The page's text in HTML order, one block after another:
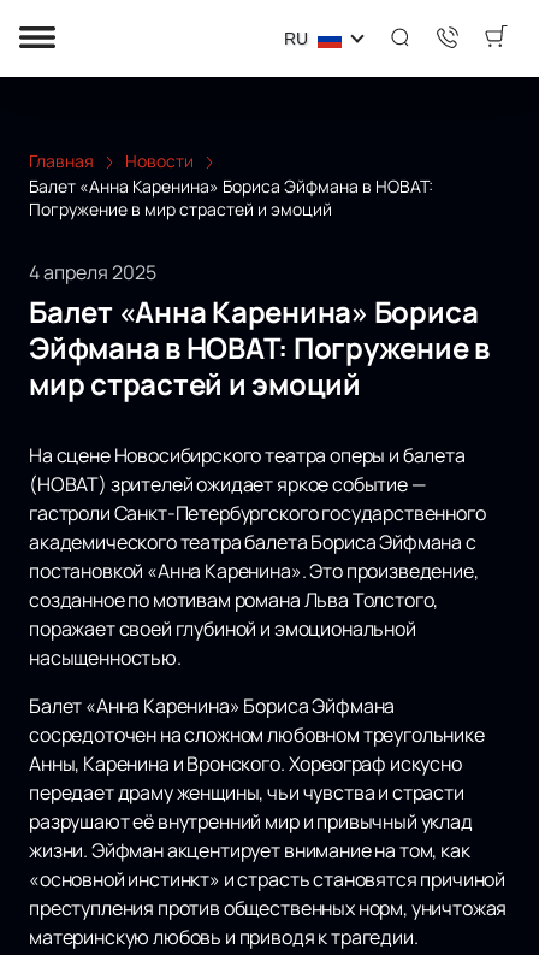
RU
Главная
Новости
Балет «Анна Каренина» Бориса Эйфмана в НОВАТ:
Погружение в мир страстей и эмоций
4 апреля 2025
Балет «Анна Каренина» Бориса
Эйфмана в НОВАТ: Погружение в
мир страстей и эмоций
На сцене Новосибирского театра оперы и балета
(НОВАТ) зрителей ожидает яркое событие —
гастроли Санкт-Петербургского государственного
академического театра балета Бориса Эйфмана с
постановкой «Анна Каренина». Это произведение,
созданное по мотивам романа Льва Толстого,
поражает своей глубиной и эмоциональной
насыщенностью.
Балет «Анна Каренина» Бориса Эйфмана
сосредоточен на сложном любовном треугольнике
Анны, Каренина и Вронского. Хореограф искусно
передает драму женщины, чьи чувства и страсти
разрушают её внутренний мир и привычный уклад
жизни. Эйфман акцентирует внимание на том, как
«основной инстинкт» и страсть становятся причиной
преступления против общественных норм, уничтожая
материнскую любовь и приводя к трагедии.